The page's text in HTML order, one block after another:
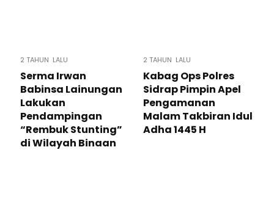
2 TAHUN LALU
Serma Irwan
Babinsa Lainungan
Lakukan
Pendampingan
“Rembuk Stunting”
di Wilayah Binaan
2 TAHUN LALU
Kabag Ops Polres
Sidrap Pimpin Apel
Pengamanan
Malam Takbiran Idul
Adha 1445 H